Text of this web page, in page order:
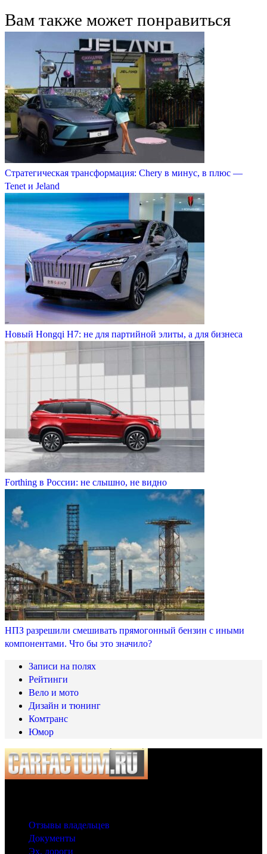
Вам также может понравиться
Стратегическая трансформация: Chery в минус, в плюс —
Tenet и Jeland
Новый Hongqi H7: не для партийной элиты, а для бизнеса
Forthing в России: не слышно, не видно
НПЗ разрешили смешивать прямогонный бензин с иными
компонентами. Что бы это значило?
Записи на полях
Рейтинги
Вело и мото
Дизайн и тюнинг
Комтранс
Юмор
Отзывы владельцев
Документы
Эх, дороги